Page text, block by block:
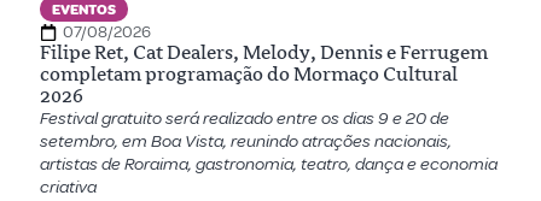
EVENTOS
07/08/2026
Filipe Ret, Cat Dealers, Melody, Dennis e Ferrugem
completam programação do Mormaço Cultural
2026
Festival gratuito será realizado entre os dias 9 e 20 de
setembro, em Boa Vista, reunindo atrações nacionais,
artistas de Roraima, gastronomia, teatro, dança e economia
criativa